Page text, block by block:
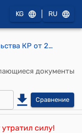
KG RU
Постановление Правительства КР от 23 декабря 2005 года №608 " Вопросы Министерства культуры Кыргызской Республики"
документы
Сравнение
силу!